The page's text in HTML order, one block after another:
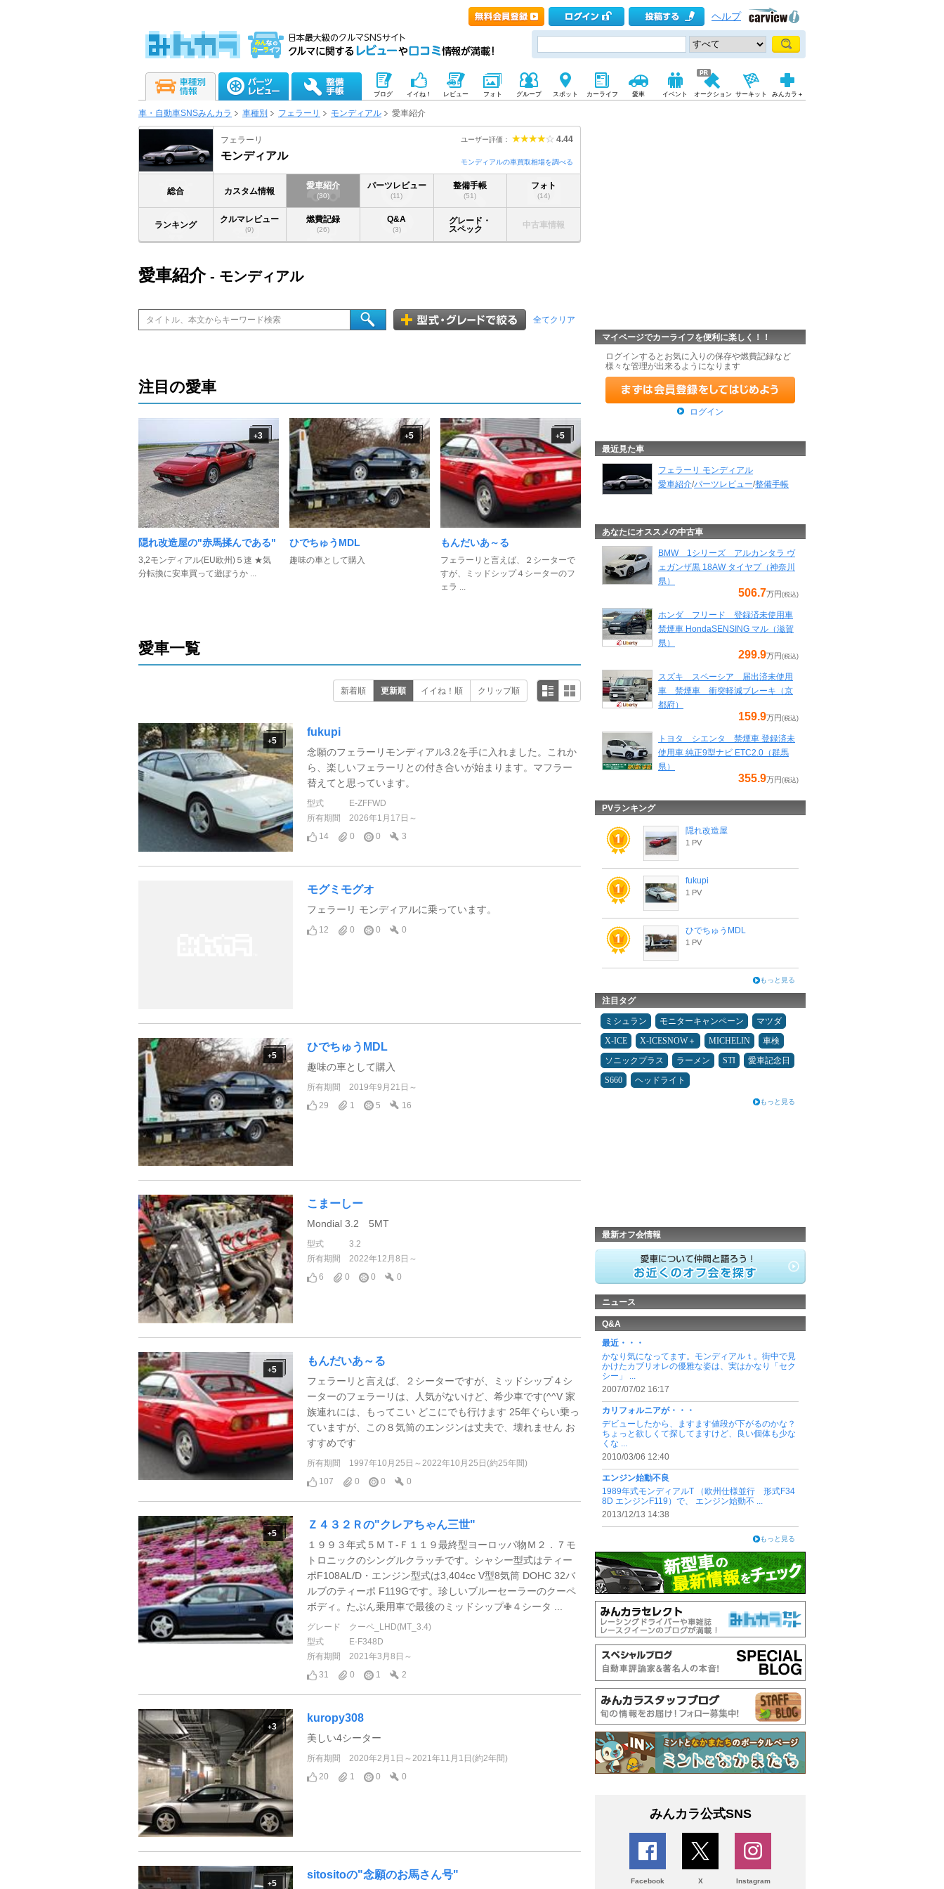
ヘルプ
ブログ イイね！ レビュー フォト グループ スポット カーライフ 愛車 イベント オークション サーキット みんカラ＋
車・自動車SNSみんカラ 車種別 フェラーリ モンディアル 愛車紹介
ユーザー評価： 4.44
フェラーリ
モンディアル
モンディアルの車買取相場を調べる
総合 カスタム情報
愛車紹介
(30)
パーツレビュー
(11)
整備手帳
(51)
フォト
(14)
ランキング
クルマレビュー
(9)
燃費記録
(26)
Q&A
(3)
グレード・
スペック
中古車情報
愛車紹介- モンディアル
全てクリア
注目の愛車
+3
隠れ改造屋の"赤馬揉んである"
3,2モンディアル(EU欧州)５速 ★気
分転換に安車買って遊ぼうか ...
+5
ひでちゅうMDL
趣味の車として購入
+5
もんだいあ～る
フェラーリと言えば、２シーターで
すが、ミッドシップ４シーターのフ
ェラ ...
愛車一覧
新着順 更新順 イイね！順 クリップ順
+5
fukupi
念願のフェラーリモンディアル3.2を手に入れました。これか
ら、楽しいフェラーリとの付き合いが始まります。マフラー
替えてと思っています。
型式
E-ZFFWD
所有期間
2026年1月17日～
14
0 0 3
モグミモグオ
フェラーリ モンディアルに乗っています。
12 0 0 0
+5
ひでちゅうMDL
趣味の車として購入
所有期間
2019年9月21日～
29
1 5 16
こまーしー
Mondial 3.2 5MT
型式
3.2
所有期間
2022年12月8日～
6
0 0 0
+5
もんだいあ～る
フェラーリと言えば、２シーターですが、ミッドシップ４シ
ーターのフェラーリは、人気がないけど、希少車です(^^V 家
族連れには、もってこい どこにでも行けます 25年ぐらい乗っ
ていますが、この８気筒のエンジンは丈夫で、壊れません お
すすめです
所有期間
1997年10月25日～2022年10月25日(約25年間)
107
0 0 0
+5
Ｚ４３２Ｒの"クレアちゃん三世"
１９９３年式５ＭＴ-Ｆ１１９最終型ヨーロッパ物Ｍ２．７モ
トロニックのシングルクラッチです。シャシー型式はティー
ポF108AL/D・エンジン型式は3,404cc V型8気筒 DOHC 32バ
ルブのティーポ F119Gです。珍しいブルーセーラーのクーペ
ボディ。たぶん乗用車で最後のミッドシップ✙４シータ ...
グレード
クーペ_LHD(MT_3.4)
型式
E-F348D
所有期間
2021年3月8日～
31
0 1 2
+3
kuropy308
美しい4シーター
所有期間
2020年2月1日～2021年11月1日(約2年間)
20
1 0 0
+5
sitositoの"念願のお馬さん号"
マイページでカーライフを便利に楽しく！！
ログインするとお気に入りの保存や燃費記録など
様々な管理が出来るようになります
ログイン
最近見た車
フェラーリ モンディアル
愛車紹介/パーツレビュー/整備手帳
あなたにオススメの中古車
BMW 1シリーズ アルカンタラ ヴ
ェガンザ黒 18AW タイヤプ（神奈川
県）
506.7万円 (税込)
ホンダ フリード 登録済未使用車
禁煙車 HondaSENSING マル（滋賀
県）
299.9万円 (税込)
スズキ スペーシア 届出済未使用
車 禁煙車 衝突軽減ブレーキ（京
都府）
159.9万円 (税込)
トヨタ シエンタ 禁煙車 登録済未
使用車 純正9型ナビ ETC2.0（群馬
県）
355.9万円 (税込)
PVランキング
隠れ改造屋
1 PV
fukupi
1 PV
ひでちゅうMDL
1 PV
もっと見る
注目タグ
ミシュラン モニターキャンペーン
マツダ
X-ICE
X-ICESNOW＋ MICHELIN
車検
ソニックプラス
ラーメン STI
愛車記念日
S660
ヘッドライト
もっと見る
最新オフ会情報
ニュース
Q&A
最近・・・
かなり気になってます。モンディアルｔ。街中で見
かけたカブリオレの優雅な姿は、実はかなり「セク
シー」 ...
2007/07/02 16:17
カリフォルニアが・・・
デビューしたから、ますます値段が下がるのかな？
ちょっと欲しくて探してますけど、良い個体も少な
くな ...
2010/03/06 12:40
エンジン始動不良
1989年式モンディアルT （欧州仕様並行 形式F34
8D エンジンF119）で、 エンジン始動不 ...
2013/12/13 14:38
もっと見る
みんカラ公式SNS
Facebook X Instagram